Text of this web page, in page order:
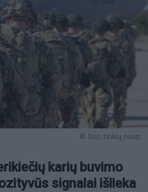
© Soc. tinklų nuotr.
karių buvimo
signalai išlieka